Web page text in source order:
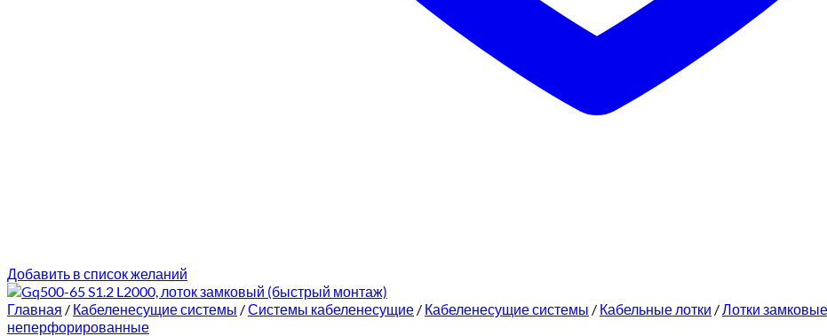
Добавить в список желаний
Главная / Кабеленесущие системы /Системы кабеленесущие / Кабеленесущие системы / Кабельные лотки /Лотки
неперфорированные